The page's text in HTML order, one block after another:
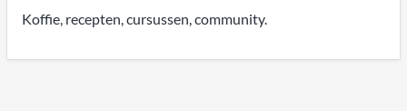
Koffie, recepten, cursussen, community.